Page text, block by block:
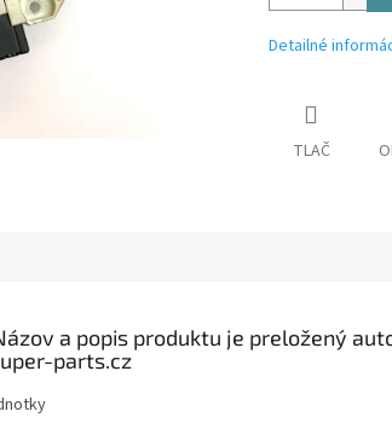
Detailné
TLAČ